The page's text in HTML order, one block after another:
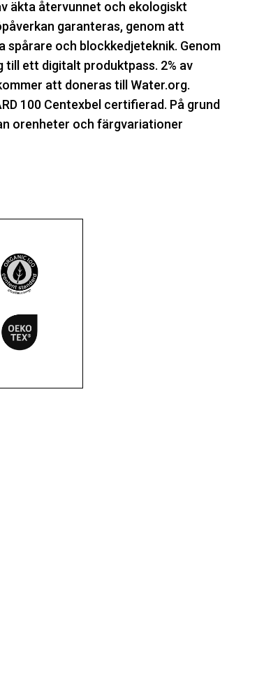
äkta återvunnet och ekologiskt
garanteras, genom att
spårare och blockkedjeteknik. Genom
till ett digitalt produktpass. 2% av
att doneras till Water.org.
100 Centexbel certifierad. På grund
orenheter och färgvariationer